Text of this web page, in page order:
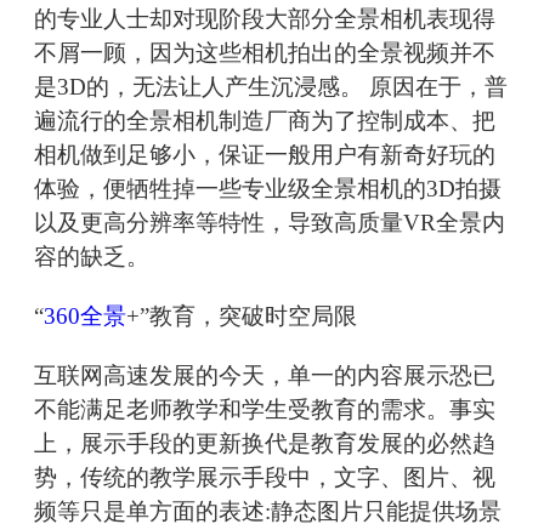
的专业人士却对现阶段大部分全景相机表现得
不屑一顾，因为这些相机拍出的全景视频并不
是3D的，无法让人产生沉浸感。 原因在于，普
遍流行的全景相机制造厂商为了控制成本、把
相机做到足够小，保证一般用户有新奇好玩的
体验，便牺牲掉一些专业级全景相机的3D拍摄
以及更高分辨率等特性，导致高质量VR全景内
容的缺乏。
“360全景+”教育，突破时空局限
互联网高速发展的今天，单一的内容展示恐已
不能满足老师教学和学生受教育的需求。事实
上，展示手段的更新换代是教育发展的必然趋
势，传统的教学展示手段中，文字、图片、视
频等只是单方面的表述:静态图片只能提供场景